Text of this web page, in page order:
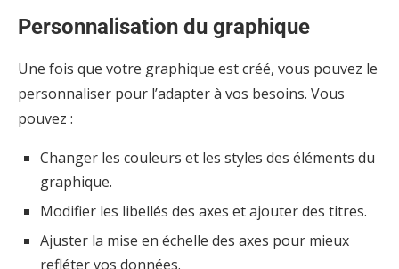
Personnalisation du graphique
Une fois que votre graphique est créé, vous pouvez le
personnaliser pour l’adapter à vos besoins. Vous
pouvez :
Changer les couleurs et les styles des éléments du
graphique.
Modifier les libellés des axes et ajouter des titres.
Ajuster la mise en échelle des axes pour mieux
refléter vos données.